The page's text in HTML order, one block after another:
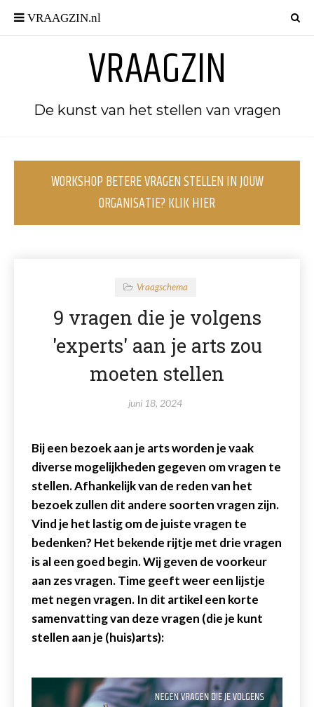
VRAAGZIN
De kunst van het stellen van vragen
WORKSHOP BETERE VRAGEN STELLEN IN JOUW
ORGANISATIE? KLIK HIER
Vraagschema
9 vragen die je volgens
'experts' aan je arts zou
moeten stellen
juni 18, 2024
Bij een bezoek aan je arts worden je vaak
diverse mogelijkheden gegeven om vragen te
stellen. Afhankelijk van de reden van het
bezoek zullen dit andere soorten vragen zijn.
Vind je het lastig om de juiste vragen te
bedenken? Het bekende rijtje met drie vragen
is al een goed begin. Wij geven de voorkeur
aan zes vragen. Time geeft weer een lijstje
met negen vragen. In dit artikel een korte
samenvatting van deze vragen (die je kunt
stellen aan je (huis)arts):